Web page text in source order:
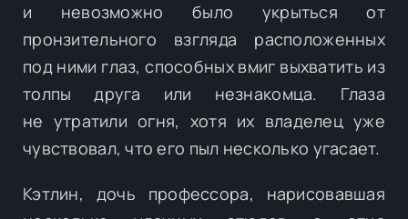
и невозможно было укрыться от
пронзительного взгляда расположенных
под ними глаз, способных вмиг выхватить из
толпы друга или незнакомца. Глаза
не утратили огня, хотя их владелец уже
чувствовал, что его пыл несколько угасает.
Кэтлин, дочь профессора, нарисовавшая